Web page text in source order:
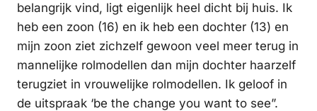
belangrijk vind, ligt eigenlijk heel dicht bij huis. Ik
heb een zoon (16) en ik heb een dochter (13) en
mijn zoon ziet zichzelf gewoon veel meer terug in
mannelijke rolmodellen dan mijn dochter haarzelf
terugziet in vrouwelijke rolmodellen. Ik geloof in
de uitspraak ‘be the change you want to see”.